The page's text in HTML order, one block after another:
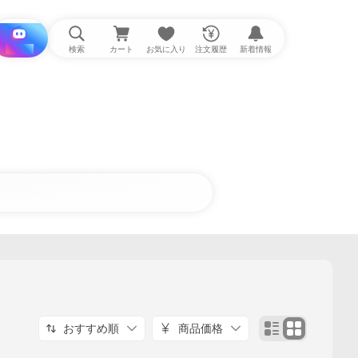
i と探す 検索 カート お気に入り 注文履歴 新着情報
おすすめ順 商品価格